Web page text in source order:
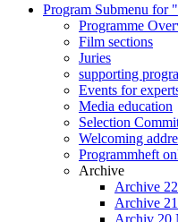
Program Submenu for
Programme
Film sections
Juries
supporting
Events for
Media education
Selection
Welcoming
Programmheft
Archive
Archive
Archive
Archiv